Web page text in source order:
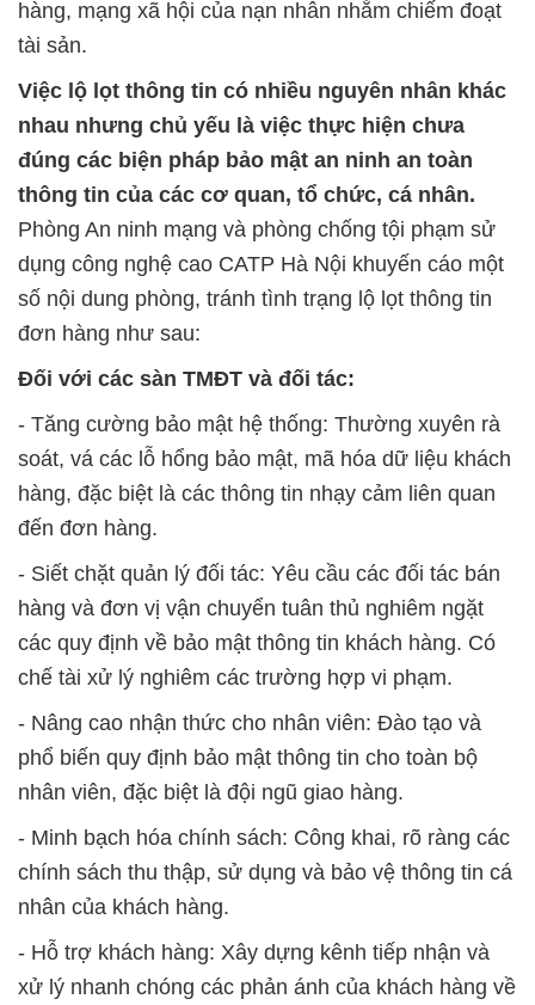
hàng, mạng xã hội của nạn nhân nhằm chiếm đoạt
tài sản.
Việc lộ lọt thông tin có nhiều nguyên nhân khác
nhau nhưng chủ yếu là việc thực hiện chưa
đúng các biện pháp bảo mật an ninh an toàn
thông tin của các cơ quan, tổ chức, cá nhân.
Phòng An ninh mạng và phòng chống tội phạm sử
dụng công nghệ cao CATP Hà Nội khuyến cáo một
số nội dung phòng, tránh tình trạng lộ lọt thông tin
đơn hàng như sau:
Đối với các sàn TMĐT và đối tác:
- Tăng cường bảo mật hệ thống: Thường xuyên rà
soát, vá các lỗ hổng bảo mật, mã hóa dữ liệu khách
hàng, đặc biệt là các thông tin nhạy cảm liên quan
đến đơn hàng.
- Siết chặt quản lý đối tác: Yêu cầu các đối tác bán
hàng và đơn vị vận chuyển tuân thủ nghiêm ngặt
các quy định về bảo mật thông tin khách hàng. Có
chế tài xử lý nghiêm các trường hợp vi phạm.
- Nâng cao nhận thức cho nhân viên: Đào tạo và
phổ biến quy định bảo mật thông tin cho toàn bộ
nhân viên, đặc biệt là đội ngũ giao hàng.
- Minh bạch hóa chính sách: Công khai, rõ ràng các
chính sách thu thập, sử dụng và bảo vệ thông tin cá
nhân của khách hàng.
- Hỗ trợ khách hàng: Xây dựng kênh tiếp nhận và
xử lý nhanh chóng các phản ánh của khách hàng về